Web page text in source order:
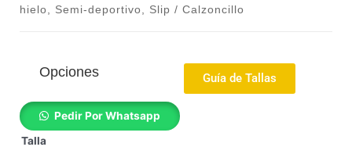
hielo, Semi-deportivo, Slip / Calzoncillo
Opciones Guía de Tallas
Pedir Por Whatsapp
Talla
17052613m